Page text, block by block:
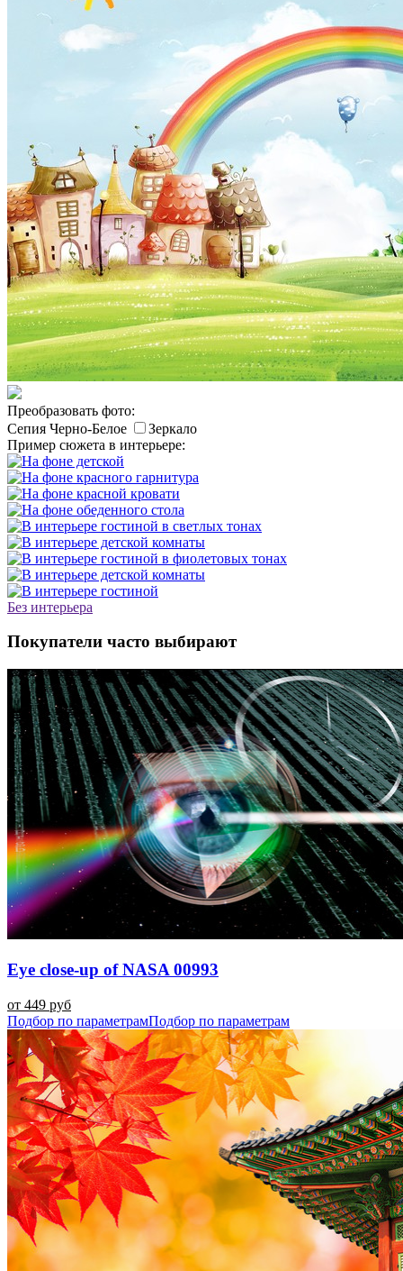
Преобразовать фото:
Сепия Черно-Белое
Зеркало
Пример сюжета в интерьере:
Без интерьера
Покупатели часто выбирают
Eye close-up of NASA 00993
от 449 руб
Подбор по параметрамПодбор по параметрам